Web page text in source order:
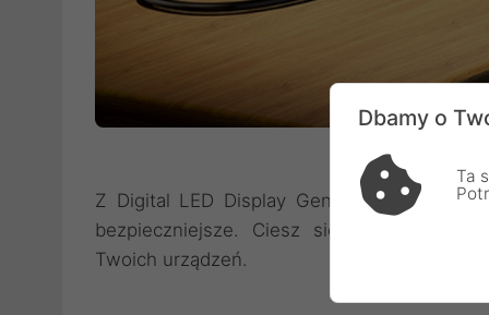
Z Digital LED Display Gen 2 ładowanie
bezpieczniejsze. Ciesz się
Twoich urządzeń.
Dbamy o
Ta